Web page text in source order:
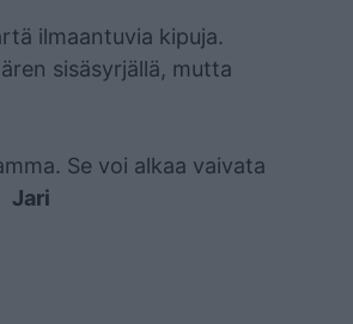
ilmaantuvia kipuja.
sisäsyrjällä, mutta
Se voi alkaa vaivata
Jari